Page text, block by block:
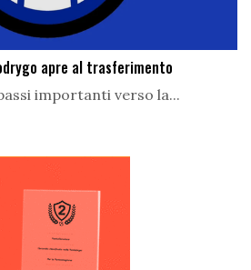
apre al trasferimento
importanti verso la...